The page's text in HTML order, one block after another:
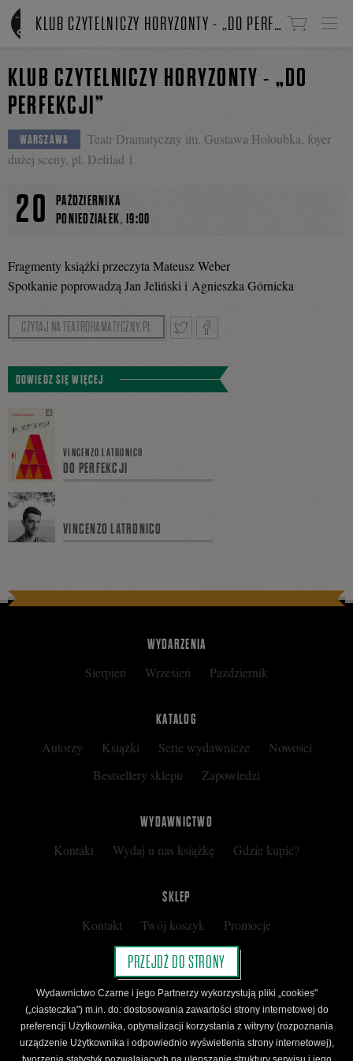
Linki do przejścia
KLUB CZYTELNICZY HORYZONTY - „DO PERFEKCJI”
KLUB CZYTELNICZY HORYZONTY - „DO
PERFEKCJI”
WARSZAWA
Teatr Dramatyczny im. Gustawa Holoubka, foyer
dużej sceny, pl. Defilad 1
20
PAŹDZIERNIKA
PONIEDZIAŁEK,19:00
Fragmenty książki przeczyta Mateusz Weber
Spotkanie poprowadzą Jan Jeliński i Agnieszka Górnicka
CZYTAJ NA TEATRDRAMATYCZNY.PL
TweetnijPodziel
DOWIEDZ SIĘ WIĘCEJ
VINCENZO LATRONICO
DO PERFEKCJI
VINCENZO LATRONICO
WYDARZENIA
Sierpień Wrzesień Październik
KATALOG
Autorzy Książki Serie wydawnicze
Nowości
Bestsellery sklepu
Zapowiedzi
WYDAWNICTWO
Kontakt Wydaj u nas książkę Gdzie kupić?
SKLEP
Kontakt Twój koszyk
Promocje
Kup kartę podarunkową
Nota prawna
Regulamin
Polityka prywatności
Regulamin Klubu Czarnego
Regulamin Karty Podarunkowej
PRZEJDŹ DO STRONY
Wydawnictwo Czarne i jego Partnerzy wykorzystują pliki „cookies"
(„ciasteczka") m.in. do: dostosowania zawartości strony internetowej do
preferencji Użytkownika, optymalizacji korzystania z witryny (rozpoznania
urządzenie Użytkownika i odpowiednio wyświetlenia strony internetowej),